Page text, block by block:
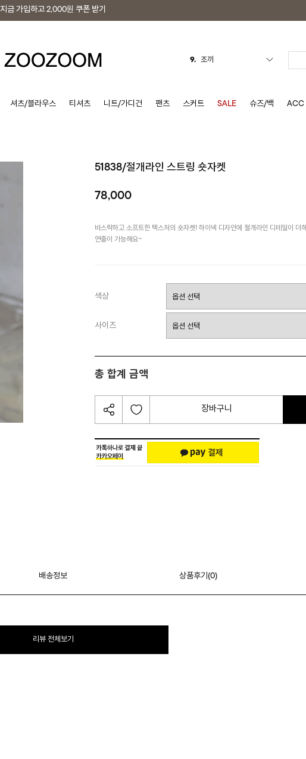
지금 가입하고 2,000원 쿠폰 받기
10. 자켓
2.
6. 나시원피스
9. 조끼
셔츠/블라우스 티셔츠 니트/가디건 팬츠 스커트 SALE 슈즈/백 ACC
51838/절개라인 스트링 숏자켓
78,000
바스락하고 소프트한 텍스처의 숏자켓! 하이넥 디자인에 절개라인 디테일이 더
연출이 가능해요~
색상
사이즈
총 합계 금액
장바구니
배송정보 상품후기(0)
리뷰 전체보기